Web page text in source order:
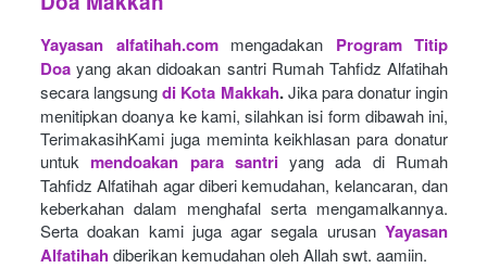
Yayasan alfatihah.com mengadakan
Program Titip
Doa yang akan didoakan santri Rumah Tahfidz Alfatihah
secara langsung di Kota Makkah. Jika para donatur ingin
menitipkan doanya ke kami, silahkan isi form dibawah ini,
TerimakasihKami juga meminta keikhlasan para donatur
untuk mendoakan para santri yang ada di Rumah
Tahfidz Alfatihah agar diberi kemudahan, kelancaran, dan
keberkahan dalam menghafal serta mengamalkannya.
Serta doakan kami juga agar segala urusan Yayasan
Alfatihah diberikan kemudahan oleh Allah swt. aamiin.